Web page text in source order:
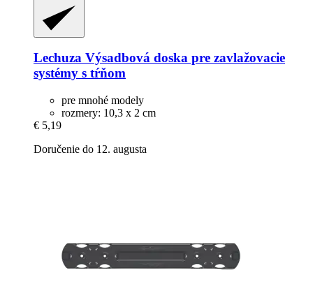
Lechuza Výsadbová doska pre zavlažovacie
systémy s tŕňom
pre mnohé modely
rozmery: 10,3 x 2 cm
€ 5,19
Doručenie do 12. augusta